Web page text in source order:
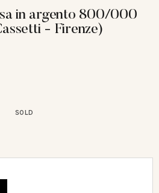
in argento 800/000
- Firenze)
SOLD